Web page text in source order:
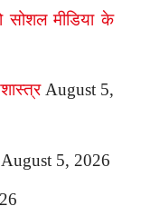
मीडिया के
August 5,
August 5, 2026